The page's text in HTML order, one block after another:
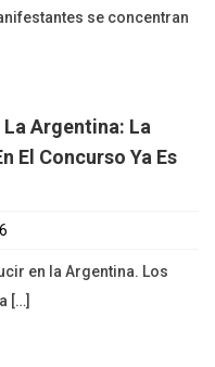
se concentran
La Argentina: La
El Concurso Ya Es
en la Argentina. Los
[…]